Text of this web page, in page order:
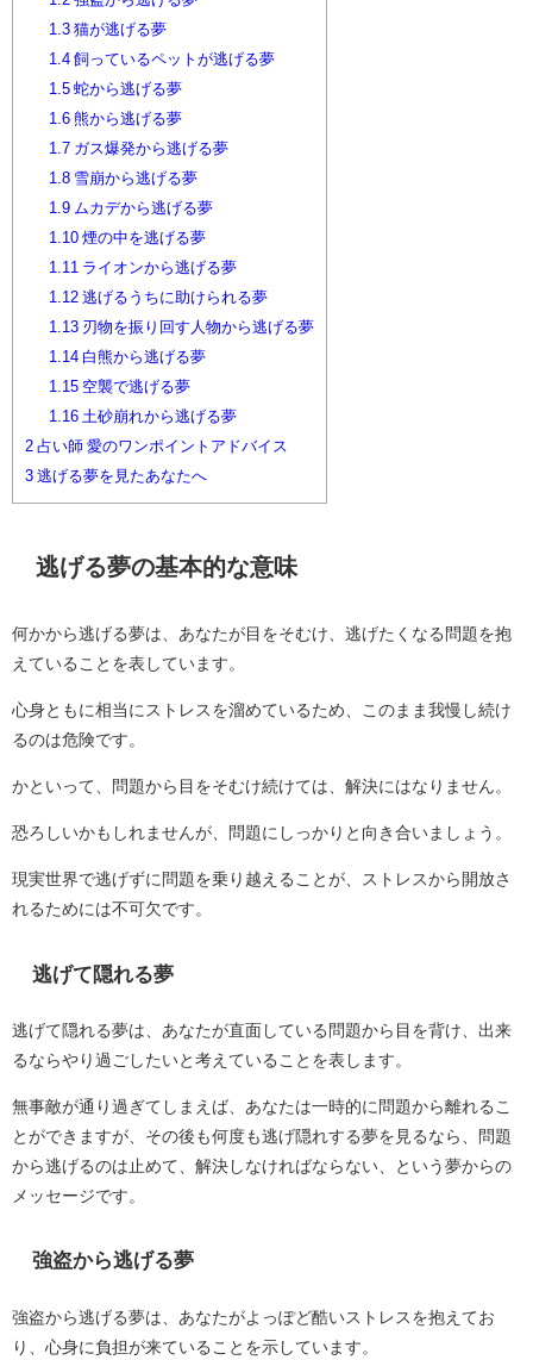
1.3猫が逃げる夢
1.4飼っているペットが逃げる夢
1.5蛇から逃げる夢
1.6熊から逃げる夢
1.7ガス爆発から逃げる夢
1.8雪崩から逃げる夢
1.9ムカデから逃げる夢
1.10煙の中を逃げる夢
1.11
ライオンから逃げる夢
1.12逃げるうちに助けられる夢
1.13刃物を振り回す人物から逃げる夢
1.14白熊から逃げる夢
1.15空襲で逃げる夢
1.16土砂崩れから逃げる夢
2 占い師 愛のワンポイントアドバイス
3 逃げる夢を見たあなたへ
逃げる夢の基本的な意味
何かから逃げる夢は、あなたが目をそむけ、逃げたくなる問題を抱
えていることを表しています。
心身ともに相当にストレスを溜めているため、このまま我慢し続け
るのは危険です。
かといって、問題から目をそむけ続けては、解決にはなりません。
恐ろしいかもしれませんが、問題にしっかりと向き合いましょう。
現実世界で逃げずに問題を乗り越えることが、ストレスから開放さ
れるためには不可欠です。
逃げて隠れる夢
逃げて隠れる夢は、あなたが直面している問題から目を背け、出来
るならやり過ごしたいと考えていることを表します。
無事敵が通り過ぎてしまえば、あなたは一時的に問題から離れるこ
とができますが、その後も何度も逃げ隠れする夢を見るなら、問題
から逃げるのは止めて、解決しなければならない、という夢からの
メッセージです。
強盗から逃げる夢
強盗から逃げる夢は、あなたがよっぽど酷いストレスを抱えてお
り、心身に負担が来ていることを示しています。